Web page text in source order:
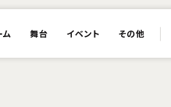
ム 舞台 イベント その他